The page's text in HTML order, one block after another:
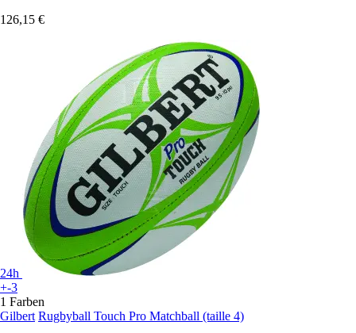
126,15 €
24h
+-3
1 Farben
Gilbert Rugbyball Touch Pro Matchball (taille 4)